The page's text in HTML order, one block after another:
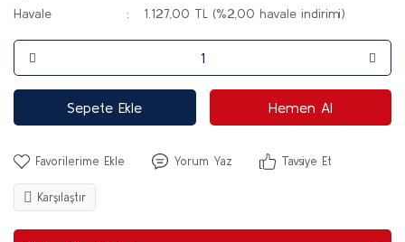
Havale
1.127,00 TL (%2,00 havale indirimi)
Sepete Ekle Hemen Al
Yorum Yaz Tavsiye Et
Karşılaştır